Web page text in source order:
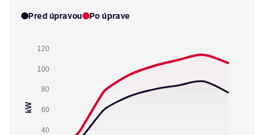
Pred úpravou Po úprave
120
100
80
60
40
kW